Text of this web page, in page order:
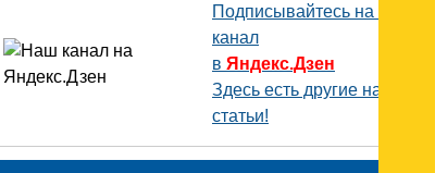
Подписывайтесь на наш
канал
в Яндекс.Дзен
Здесь есть другие наши
статьи!